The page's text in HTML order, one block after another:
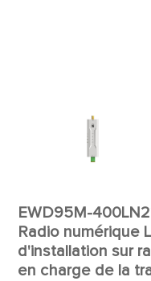
EWD95M-
Radio numérique
d'installation sur
en charge de la